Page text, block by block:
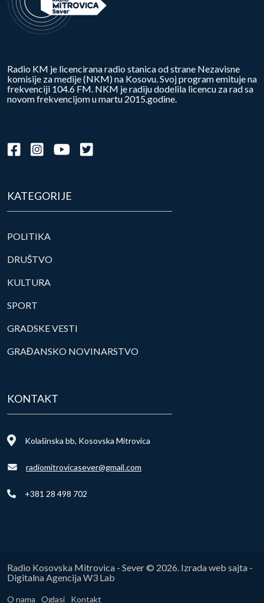
Radio KM je licencirana radio stanica od strane Nezavisne
komisije za medije (NKM) na Kosovu. Svoj program emituje na
frekvenciji 104.6 FM. NKM je radiju dodelila licencu za rad sa
novom frekvencijom u martu 2015.godine.
KATEGORIJE
POLITIKA
DRUŠTVO
KULTURA
SPORT
GRADSKE VESTI
GRAĐANSKO NOVINARSTVO
KONTAKT
Kolašinska bb, Kosovska Mitrovica
radiomitrovicasever@gmail.com
+381 28 498 702
Radio Kosovska Mitrovica - Sever © 2026. Izrada web sajta -
Digitalna Agencija W3 Lab
O nama Oglasi Kontakt